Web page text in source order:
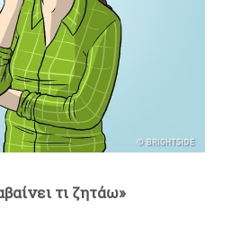
τι ζητάω»